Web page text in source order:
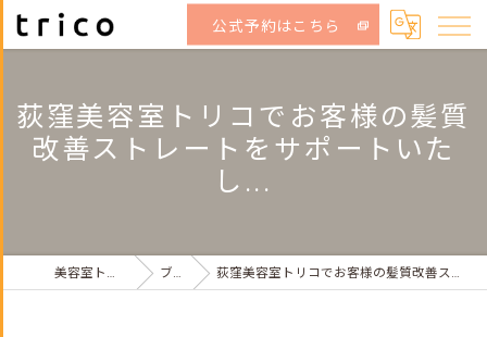
公式予約はこちら
荻窪美容室トリコでお客様の髪質
改善ストレートをサポートいた
し...
美容室トリコ荻窪店 ブログ 荻窪美容室トリコでお客様の髪質改善ストレートをサポートいたし...